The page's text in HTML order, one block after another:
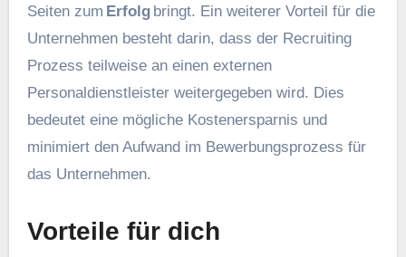
Seiten zum Erfolgbringt. Ein weiterer Vorteil für die
Unternehmen besteht darin, dass der Recruiting
Prozess teilweise an einen externen
Personaldienstleister weitergegeben wird. Dies
bedeutet eine mögliche Kostenersparnis und
minimiert den Aufwand im Bewerbungsprozess für
das Unternehmen.
Vorteile für dich